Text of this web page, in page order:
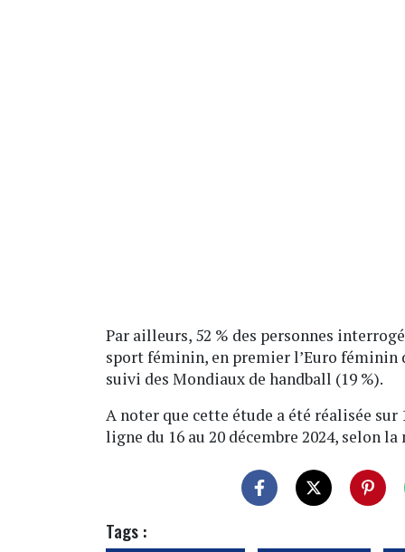
Par ailleurs, 52 % des personnes
sport féminin, en premier l’Euro féminin
suivi des Mondiaux de handball (19 %).
A noter que cette étude a été réalisée sur
ligne du 16 au 20 décembre 2024, selon
Tags :